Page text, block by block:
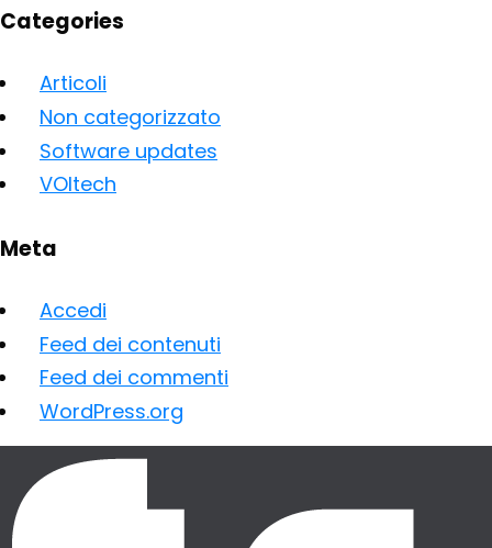
Categories
Articoli
Non categorizzato
Software updates
VOItech
Meta
Accedi
Feed dei contenuti
Feed dei commenti
WordPress.org